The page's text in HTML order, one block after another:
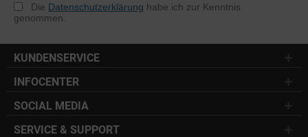
Die Datenschutzerklärung habe ich zur Kenntnis
genommen.
KUNDENSERVICE
INFOCENTER
SOCIAL MEDIA
SERVICE & SUPPORT